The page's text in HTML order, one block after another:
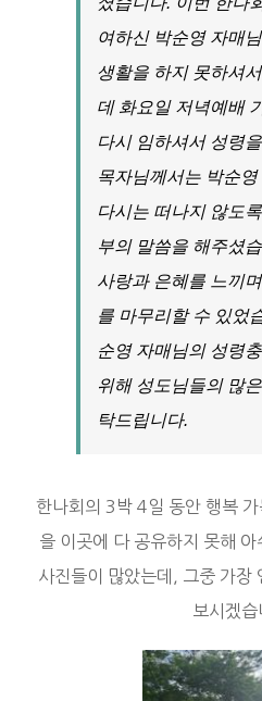
여하신 박순영 자매
생활을 하지 못하셔
데 화요일 저녁예배
다시 임하셔서 성령
목자님께서는 박순
다시는 떠나지 않도
부의 말씀을 해주셨
사랑과 은혜를 느끼
를 마무리할 수 있었
순영 자매님의 성령
위해 성도님들의 많
탁드립니다.
한나회의 3박 4일 동안 행복
을 이곳에 다 공유하지 못해
사진들이 많았는데, 그중 가장
보시겠습